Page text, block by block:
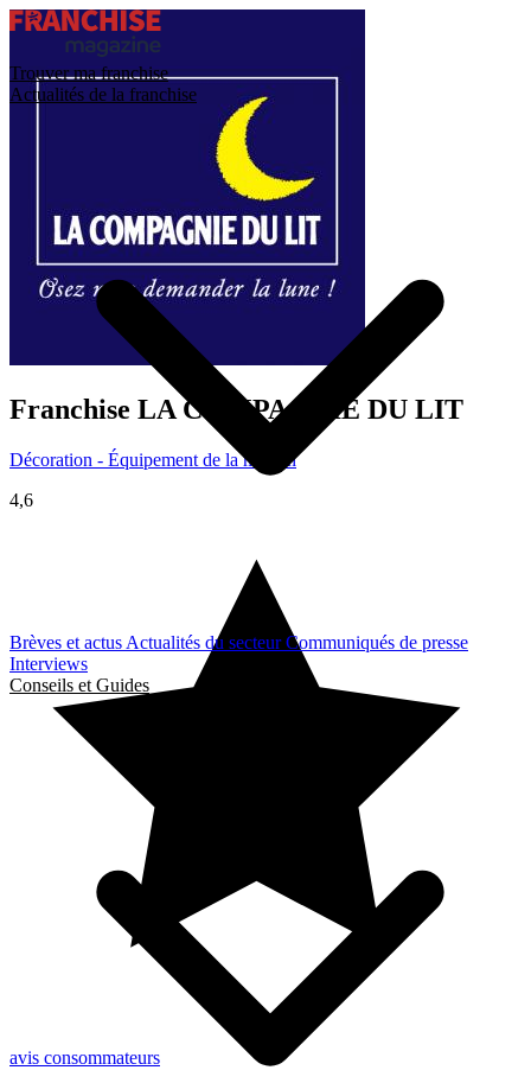
Trouver ma franchise
Actualités de la franchise
Brèves et actus Actualités du secteurCommuniqués de presse
Interviews
Conseils et Guides
Franchise LA COMPAGNIE DU LIT
Décoration - Équipement de la maison
4,6
avis consommateurs